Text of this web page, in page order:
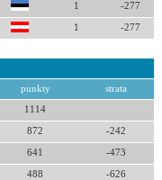
1 -277
1 -277
punkty strata
1114
872 -242
641 -473
488 -626